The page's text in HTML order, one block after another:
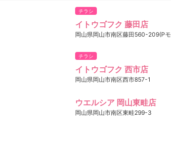
チラシ
イトウゴフク 藤田店
岡山県岡山市南区藤田560-209(P
チラシ
イトウゴフク 西市店
岡山県岡山市南区西市857-1
ウエルシア 岡山東畦店
岡山県岡山市南区東畦299-3